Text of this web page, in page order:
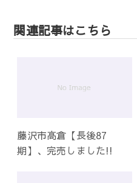
ゲ
ー
関連記事はこちら
藤沢市高倉【長後87
期】、完売しました!!